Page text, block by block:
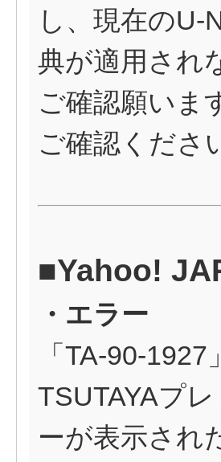
し、現在のU-
典が適用され
ご確認願いま
ご確認くださ
■Yahoo!
・エラー
「TA-90-1927」
TSUTAYAプ
ーが表示され